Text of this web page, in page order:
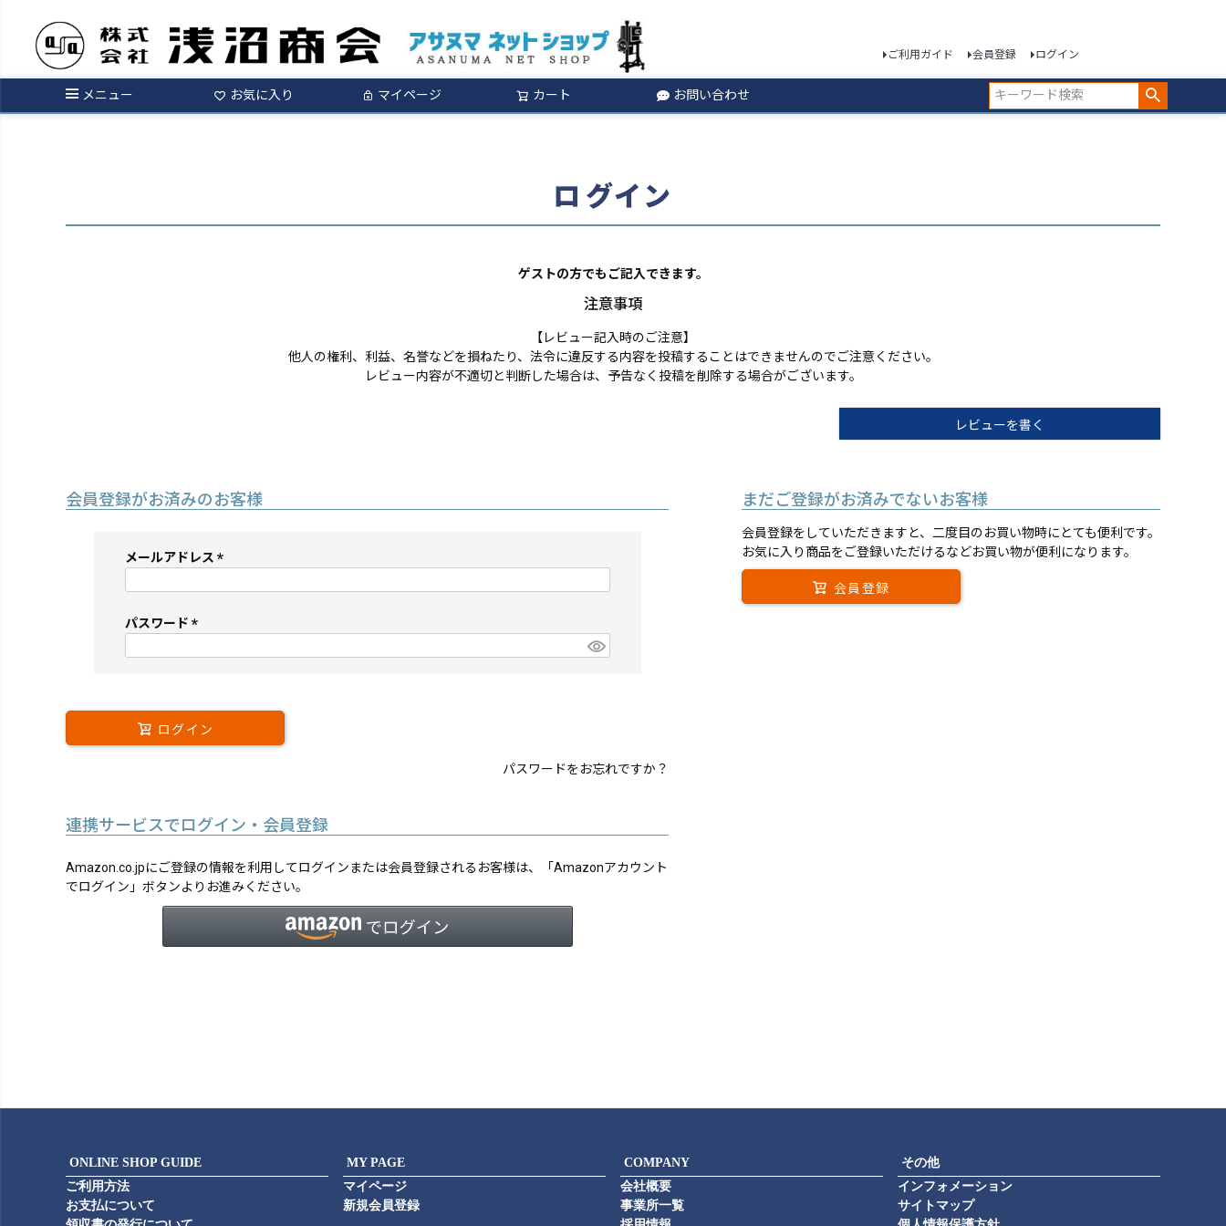
ご利用ガイド 会員登録 ログイン
メニュー お気に入り マイページ カート お問い合わせ
検索
ログイン
ゲストの方でもご記入できます。
注意事項
【レビュー記入時のご注意】
他人の権利、利益、名誉などを損ねたり、法令に違反する内容を投稿することはできませんのでご注意ください。
レビュー内容が不適切と判断した場合は、予告なく投稿を削除する場合がございます。
レビューを書く
会員登録がお済みのお客様
メールアドレス
須)
パスワード
須)
ログイン
パスワードをお忘れですか？
連携サービスでログイン・会員登録
Amazon.co.jpにご登録の情報を利用してログインまたは会員登録されるお客様は、「Amazonアカウント
でログイン」ボタンよりお進みください。
まだご登録がお済みでないお客様
会員登録をしていただきますと、二度目のお買い物時にとても便利です。
お気に入り商品をご登録いただけるなどお買い物が便利になります。
会員登録
ONLINE SHOP GUIDE
ご利用方法
お支払について
MY PAGE
マイページ
新規会員登録
COMPANY
会社概要
事業所一覧
その他
インフォメーション
サイトマップ